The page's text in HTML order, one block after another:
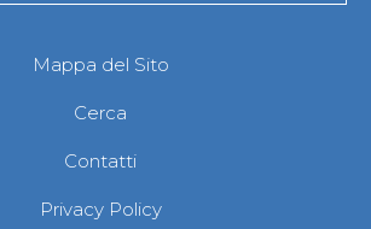
Arti marziali
Aikido
Ju Jitsu
Sumo
Capoeira
Grappling
BJJ
Pancrazio/Pankration
Mappa del Sito
Cerca
Contatti
Privacy Policy